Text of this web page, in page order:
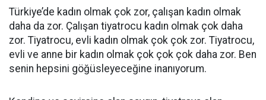
Türkiye’de kadın olmak çok zor, çalışan kadın olmak
daha da zor. Çalışan tiyatrocu kadın olmak çok daha
zor. Tiyatrocu, evli kadın olmak çok çok zor. Tiyatrocu,
evli ve anne bir kadın olmak çok çok çok daha zor. Ben
senin hepsini göğüsleyeceğine inanıyorum.